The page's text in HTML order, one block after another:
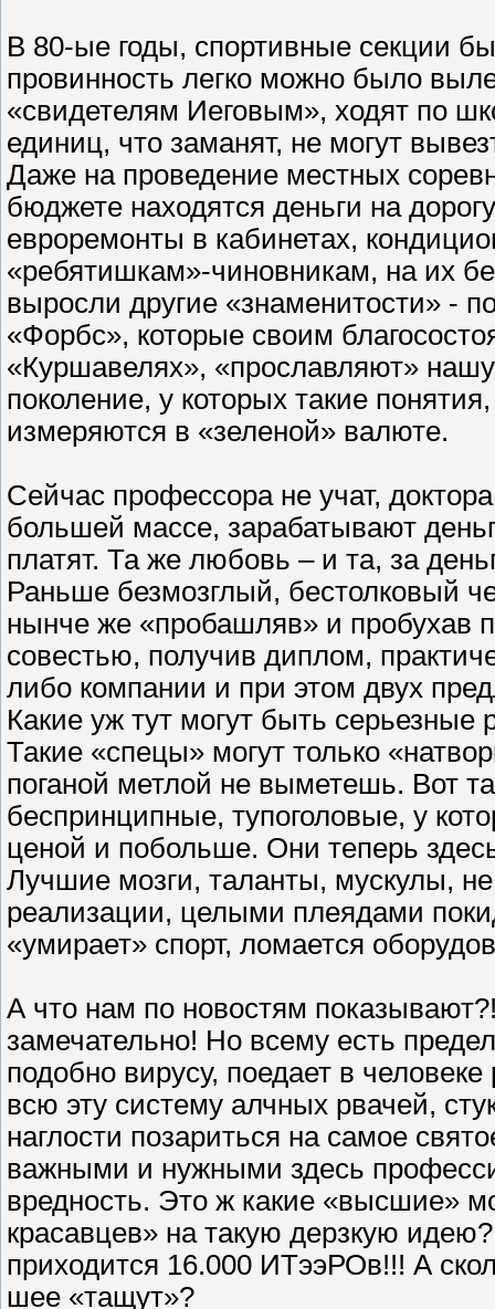
В 80-ые годы, спортивные секции
провинность легко можно было
«свидетелям Иеговым», ходят по
единиц, что заманят, не могут
Даже на проведение местных
бюджете находятся деньги на
евроремонты в кабинетах,
«ребятишкам»-чиновникам, на их
выросли другие «знаменитости» -
«Форбс», которые своим
«Куршавелях», «прославляют»
поколение, у которых такие
измеряются в «зеленой» валюте.
Сейчас профессора не учат,
большей массе, зарабатывают
платят. Та же любовь – и та, за
Раньше безмозглый, бестолковый
нынче же «пробашляв» и пробухав
совестью, получив диплом,
либо компании и при этом двух
Какие уж тут могут быть серьезные
Такие «спецы» могут только
поганой метлой не выметешь. Вот
беспринципные, тупоголовые, у
ценой и побольше. Они теперь
Лучшие мозги, таланты, мускулы,
реализации, целыми плеядами
«умирает» спорт, ломается
А что нам по новостям
замечательно! Но всему есть
подобно вирусу, поедает в
всю эту систему алчных рвачей,
наглости позариться на самое
важными и нужными здесь
вредность. Это ж какие «высшие»
красавцев» на такую дерзкую
приходится 16.000 ИТээРОв!!! А
шее «тащут»?